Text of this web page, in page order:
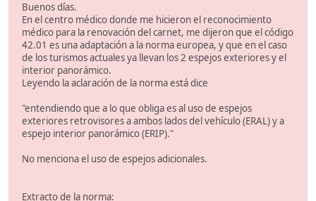
Buenos días.
En el centro médico donde me hicieron el reconocimiento
médico para la renovación del carnet, me dijeron que el código
42.01 es una adaptación a la norma europea, y que en el caso
de los turismos actuales ya llevan los 2 espejos exteriores y el
interior panorámico.
Leyendo la aclaración de la norma está dice
"entendiendo que a lo que obliga es al uso de espejos
exteriores retrovisores a ambos lados del vehículo (ERAL) y a
espejo interior panorámico (ERIP)."
No menciona el uso de espejos adicionales.
Extracto de la norma: